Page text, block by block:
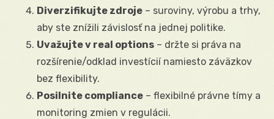
Diverzifikujte zdroje – suroviny, výrobu a trhy,
aby ste znížili závislosť na jednej politike.
Uvažujte v real options – držte si práva na
rozšírenie/odklad investícií namiesto záväzkov
bez flexibility.
Posilnite compliance – flexibilné právne tímy a
monitoring zmien v regulácii.